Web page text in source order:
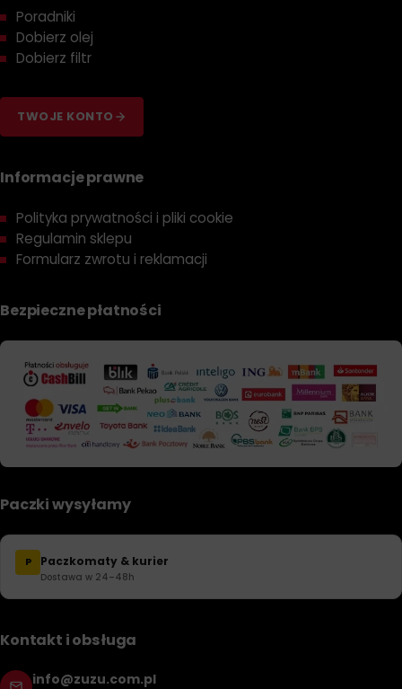
Poradniki
Dobierz olej
Dobierz filtr
TWOJE KONTO
Informacje prawne
Polityka prywatności i pliki cookie
Regulamin sklepu
Formularz zwrotu i reklamacji
Bezpieczne płatności
Paczki wysyłamy
P Paczkomaty & kurier
Dostawa w 24–48h
Kontakt i obsługa
info@zuzu.com.pl